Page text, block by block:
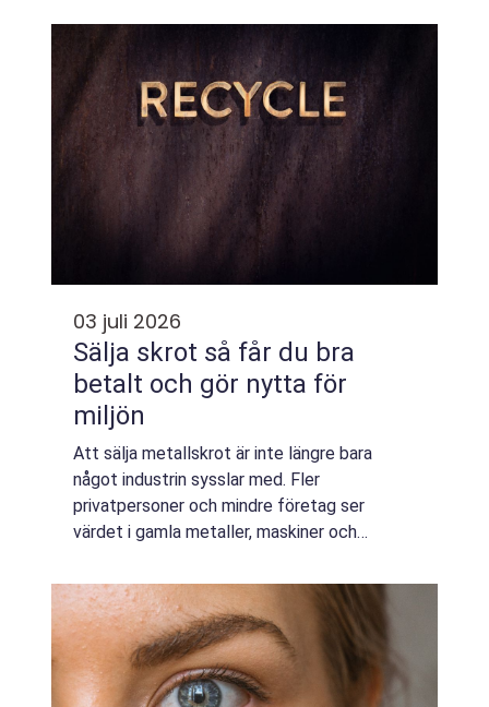
avlagringarna blir för kraftiga ko...
03 juli 2026
Sälja skrot så får du bra
betalt och gör nytta för
miljön
Att sälja metallskrot är inte längre bara
något industrin sysslar med. Fler
privatpersoner och mindre företag ser
värdet i gamla metaller, maskiner och
både plats och kapital, samtidigt som
metallerna får...